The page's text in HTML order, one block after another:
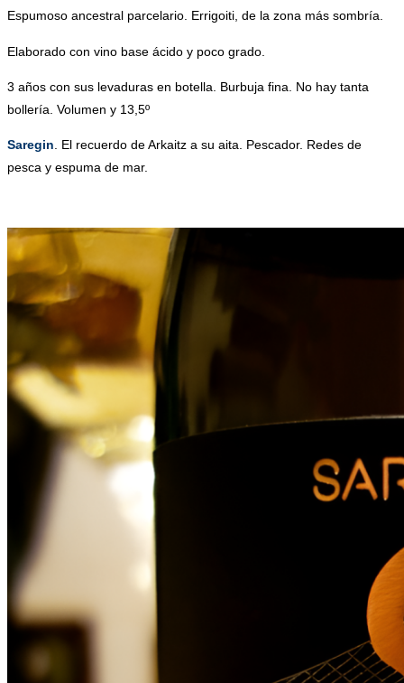
Espumoso ancestral parcelario. Errigoiti, de la zona más sombría.
Elaborado con vino base ácido y poco grado.
3 años con sus levaduras en botella. Burbuja fina. No hay tanta
bollería. Volumen y 13,5º
Saregin. El recuerdo de Arkaitz a su aita. Pescador. Redes de
pesca y espuma de mar.